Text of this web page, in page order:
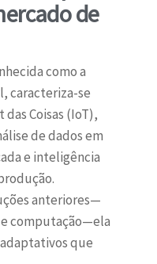
de
como a
caracteriza-se
Coisas (IoT),
de dados em
e inteligência
anteriores—
computação—ela
que